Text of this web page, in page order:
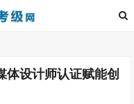
体设计师认证赋能创